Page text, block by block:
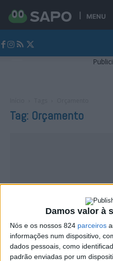
Damos valor à
Nós e os nossos 824 parceiros
informações num dispositivo,
dados pessoais, como
padrão enviadas por um
MENU
Tag: Orçamento
Portalegre: Habemus
Redacção - 28 de Dezembro, 2021